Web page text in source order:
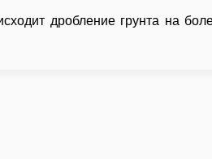
дробление грунта на